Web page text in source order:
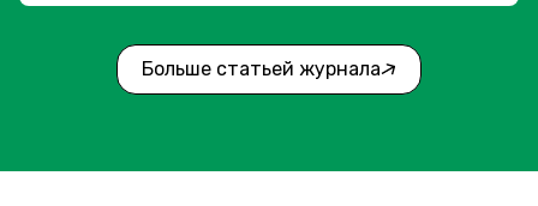
Больше статьей журнала